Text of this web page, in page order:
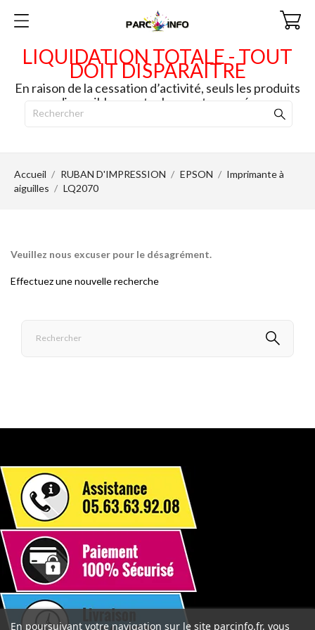
LIQUIDATION TOTALE - TOUT
DOIT DISPARAITRE
En raison de la cessation d’activité, seuls les produits
disponibles en stock seront envoyés.
Accueil RUBAN D'IMPRESSION EPSON
Imprimante à
aiguilles
LQ2070
Veuillez nous excuser pour le désagrément.
Effectuez une nouvelle recherche
En poursuivant votre navigation sur le site parcinfo.fr, vous